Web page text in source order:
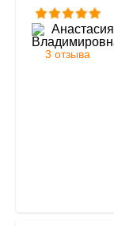
3 отзыва